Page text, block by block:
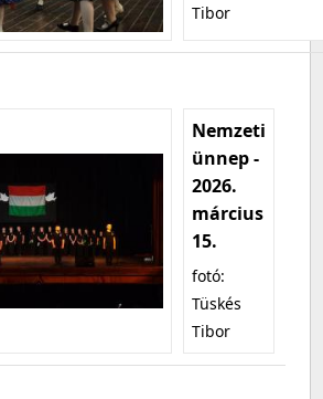
Tibor
Nemzeti
ünnep -
2026.
március
15.
fotó:
Tüskés
Tibor